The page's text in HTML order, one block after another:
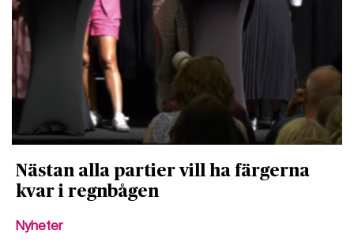
Nästan alla partier vill ha färgerna
kvar i regnbågen
Nyheter